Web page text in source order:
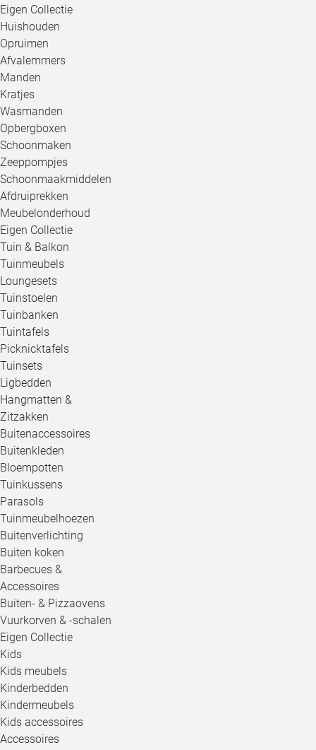
Eigen Collectie
Huishouden
Opruimen
Afvalemmers
Manden
Kratjes
Wasmanden
Opbergboxen
Schoonmaken
Zeeppompjes
Schoonmaakmiddelen
Afdruiprekken
Meubelonderhoud
Eigen Collectie
Tuin & Balkon
Tuinmeubels
Loungesets
Tuinstoelen
Tuinbanken
Tuintafels
Picknicktafels
Tuinsets
Ligbedden
Hangmatten &
Zitzakken
Buitenaccessoires
Buitenkleden
Bloempotten
Tuinkussens
Parasols
Tuinmeubelhoezen
Buitenverlichting
Buiten koken
Barbecues &
Accessoires
Buiten- & Pizzaovens
Vuurkorven & -schalen
Eigen Collectie
Kids
Kids meubels
Kinderbedden
Kindermeubels
Kids accessoires
Accessoires